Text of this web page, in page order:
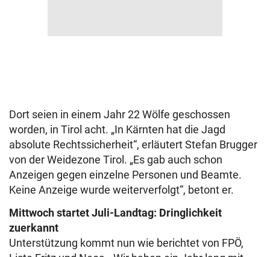
Dort seien in einem Jahr 22 Wölfe geschossen
worden, in Tirol acht. „In Kärnten hat die Jagd
absolute Rechtssicherheit“, erläutert Stefan Brugger
von der Weidezone Tirol. „Es gab auch schon
Anzeigen gegen einzelne Personen und Beamte.
Keine Anzeige wurde weiterverfolgt“, betont er.
Mittwoch startet Juli-Landtag: Dringlichkeit
zuerkannt
Unterstützung kommt nun wie berichtet von FPÖ,